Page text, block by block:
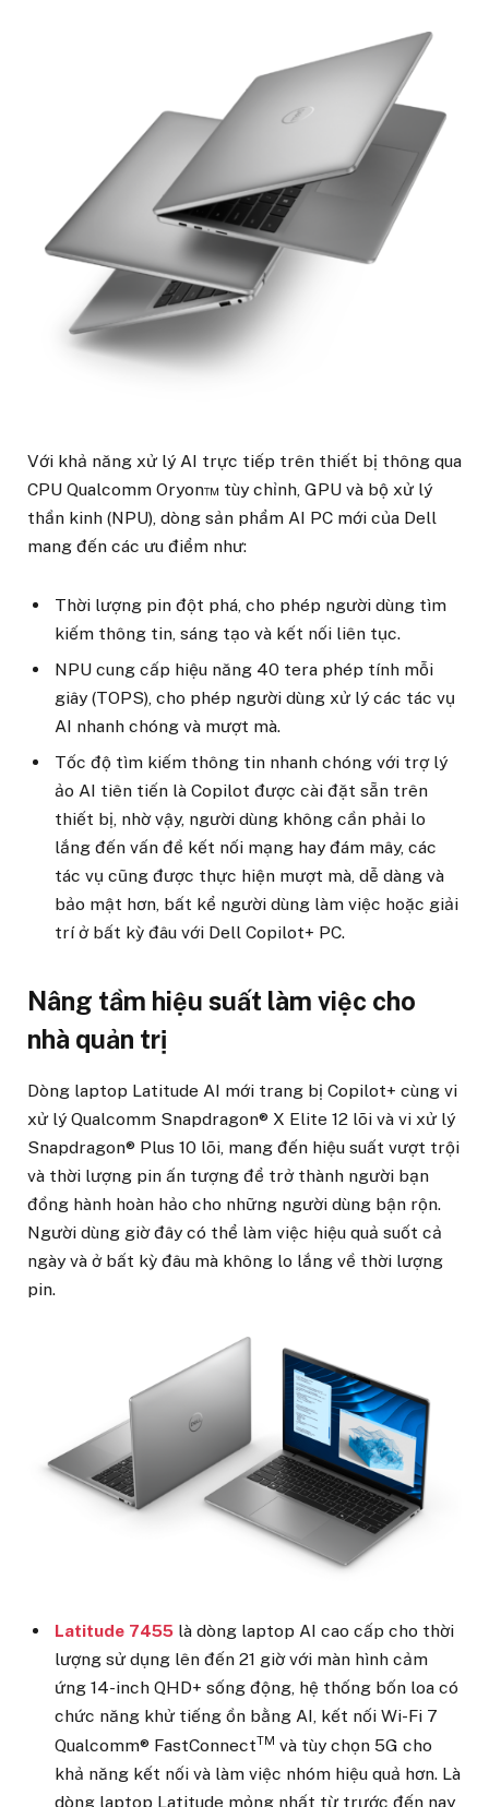
Với khả năng xử lý AI trực tiếp trên thiết bị thông qua
CPU Qualcomm Oryon™ tùy chỉnh, GPU và bộ xử lý
thần kinh (NPU), dòng sản phẩm AI PC mới của Dell
mang đến các ưu điểm như:
Thời lượng pin đột phá, cho phép người dùng tìm
kiếm thông tin, sáng tạo và kết nối liên tục.
NPU cung cấp hiệu năng 40 tera phép tính mỗi
giây (TOPS), cho phép người dùng xử lý các tác vụ
AI nhanh chóng và mượt mà.
Tốc độ tìm kiếm thông tin nhanh chóng với trợ lý
ảo AI tiên tiến là Copilot được cài đặt sẵn trên
thiết bị, nhờ vậy, người dùng không cần phải lo
lắng đến vấn đề kết nối mạng hay đám mây, các
tác vụ cũng được thực hiện mượt mà, dễ dàng và
bảo mật hơn, bất kể người dùng làm việc hoặc giải
trí ở bất kỳ đâu với Dell Copilot+ PC.
Nâng tầm hiệu suất làm việc cho
nhà quản trị
Dòng laptop Latitude AI mới trang bị Copilot+ cùng vi
xử lý Qualcomm Snapdragon® X Elite 12 lõi và vi xử lý
Snapdragon® Plus 10 lõi, mang đến hiệu suất vượt trội
và thời lượng pin ấn tượng để trở thành người bạn
đồng hành hoàn hảo cho những người dùng bận rộn.
Người dùng giờ đây có thể làm việc hiệu quả suốt cả
ngày và ở bất kỳ đâu mà không lo lắng về thời lượng
pin.
Latitude 7455 là dòng laptop AI cao cấp cho thời
lượng sử dụng lên đến 21 giờ với màn hình cảm
ứng 14-inch QHD+ sống động, hệ thống bốn loa có
chức năng khử tiếng ồn bằng AI, kết nối Wi-Fi 7
Qualcomm® FastConnectTM và tùy chọn 5G cho
khả năng kết nối và làm việc nhóm hiệu quả hơn. Là
dòng laptop Latitude mỏng nhất từ trước đến nay